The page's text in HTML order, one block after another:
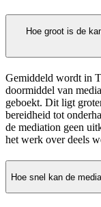
Hoe groot is de
Gemiddeld wordt in
doormiddel van
geboekt. Dit ligt
bereidheid tot
de mediation geen
het werk over deels
Hoe snel kan de